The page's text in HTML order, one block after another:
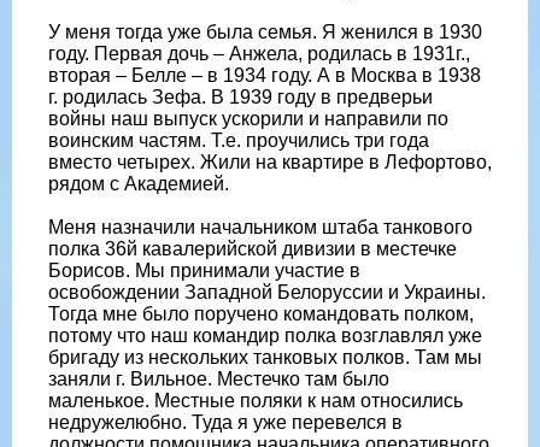
У меня тогда уже была семья. Я женился в 1930
году. Первая дочь – Анжела, родилась в 1931г.,
вторая – Белле – в 1934 году. А в Москва в 1938
г. родилась Зефа. В 1939 году в предверьи
войны наш выпуск ускорили и направили по
воинским частям. Т.е. проучились три года
вместо четырех. Жили на квартире в Лефортово,
рядом с Академией.
Меня назначили начальником штаба танкового
полка 36й кавалерийской дивизии в местечке
Борисов. Мы принимали участие в
освобождении Западной Белоруссии и Украины.
Тогда мне было поручено командовать полком,
потому что наш командир полка возглавлял уже
бригаду из нескольких танковых полков. Там мы
заняли г. Вильное. Местечко там было
маленькое. Местные поляки к нам относились
недружелюбно. Туда я уже перевелся в